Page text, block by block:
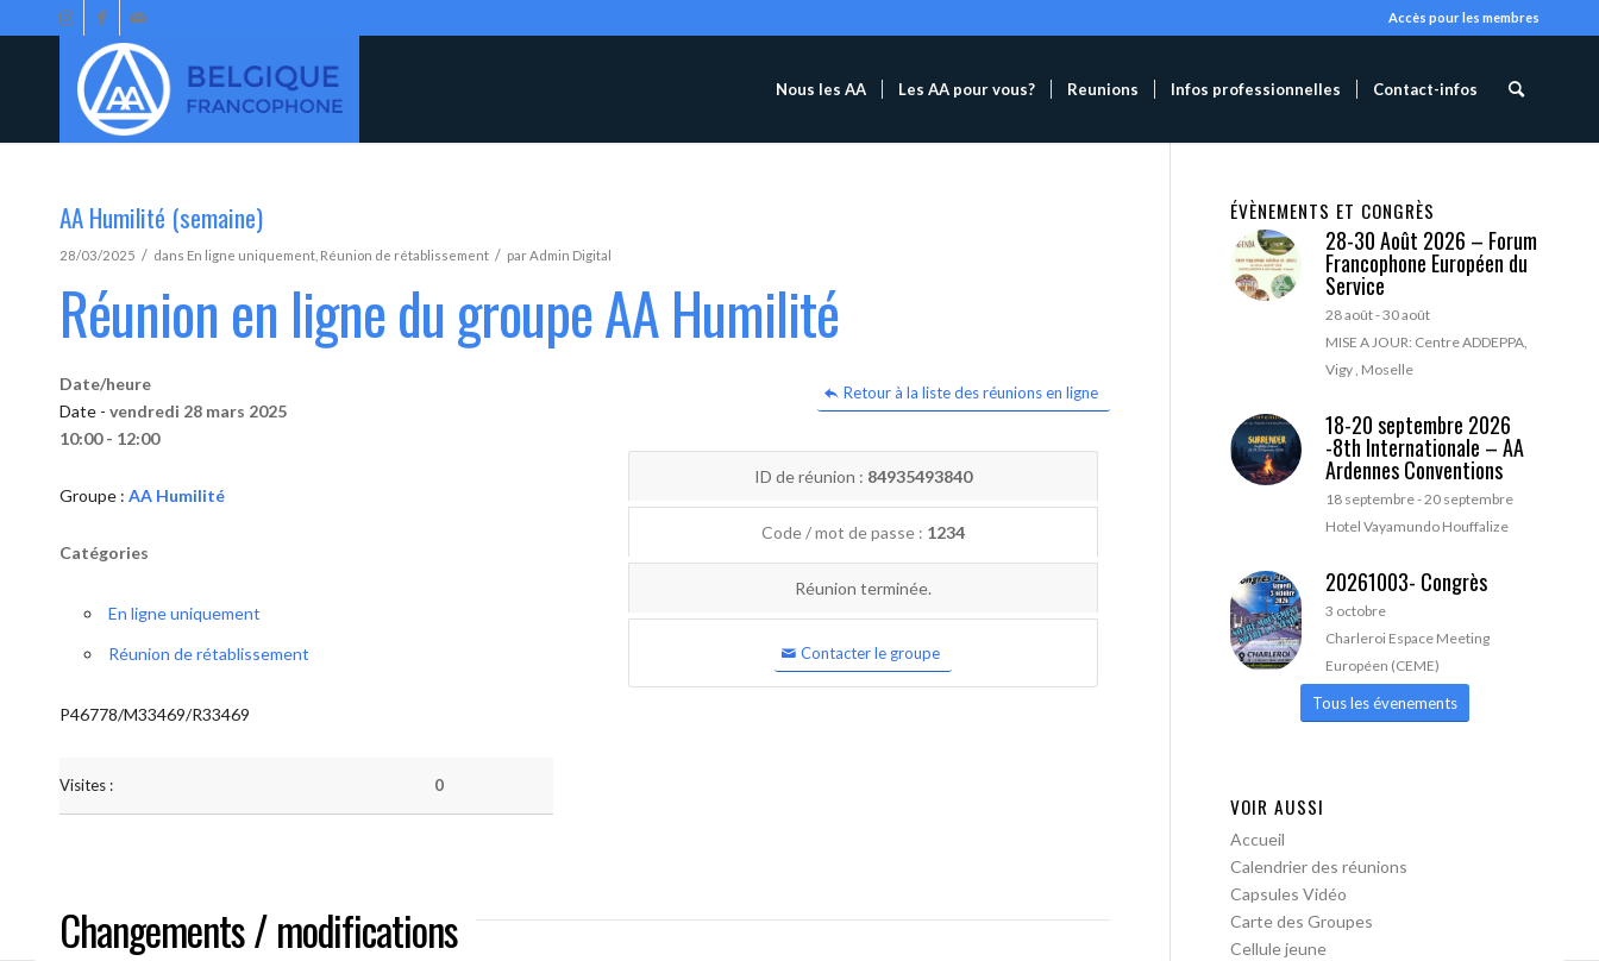
Accès pour les membres
Nous les AA Les AA pour vous? Reunions Infos professionnelles Contact-infos
AA Humilité (semaine)
28/03/2025 / dans En ligne uniquement Réunion de rétablissement / parAdmin Digital
Réunion en ligne du groupe AA Humilité
Retour à la liste des réunions en ligne
Date/heure
Date - vendredi 28 mars 2025
10:00 - 12:00
Groupe : AA Humilité
Catégories
En ligne uniquement
Réunion de rétablissement
P46778/M33469/R33469
Visites : 0
ID de réunion : 84935493840
Code / mot de passe : 1234
Réunion terminée.
Contacter le groupe
Changements / modifications
ÉVÈNEMENTS ET CONGRÈS
28-30 Août 2026 – Forum
Francophone Européen du
Service
28 août-30 août
MISE A JOUR: Centre ADDEPPA,
Vigy , Moselle
18-20 septembre 2026
-8th Internationale – AA
Ardennes Conventions
18 septembre-20 septembre
Hotel Vayamundo Houffalize
20261003- Congrès
3 octobre
Charleroi Espace Meeting
Européen (CEME)
Tous les évenements
VOIR AUSSI
Accueil
Calendrier des réunions
Capsules Vidéo
Carte des Groupes
Cellule jeune